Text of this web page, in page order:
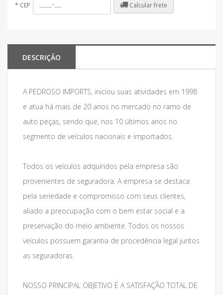
* CEP Calcular frete
DESCRIÇÃO
A PEDROSO IMPORTS, iniciou suas atividades em 1998
e atua há mais de 20 anos no mercado no ramo de
auto peças, sendo que, nos 10 últimos anos no
segmento de veículos nacionais e importados.
Todos os veículos adquiridos pela empresa são
provenientes de seguradora. A empresa se destaca
pela seriedade e compromisso com seus clientes,
aliado a preocupação com o bem estar social e a
preservação do meio ambiente. Todos os nossos
veículos possuem garantia de procedência legal juntos
as seguradoras.
NOSSO PRINCIPAL OBJETIVO É A SATISFAÇÃO TOTAL DE